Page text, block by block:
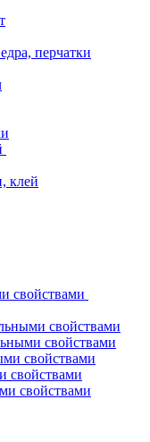
перчатки
клей
свойствами
свойствами
свойствами
свойствами
свойствами
свойствами